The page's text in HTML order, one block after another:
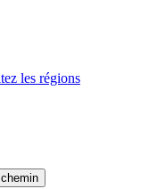
les régions